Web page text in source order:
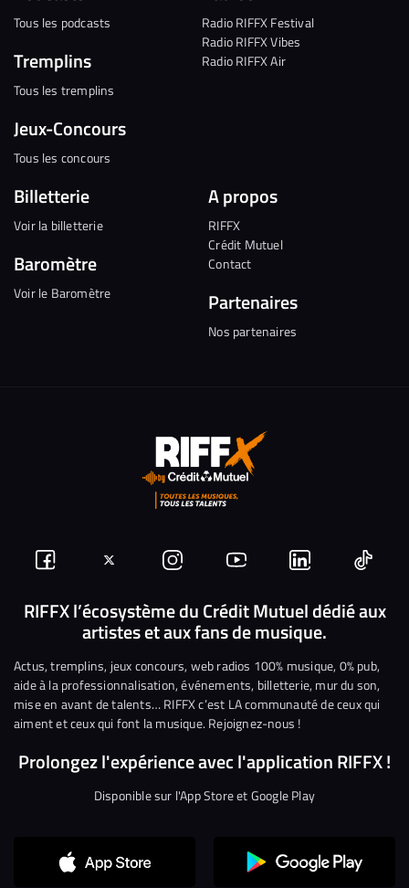
Tous les podcasts
Tremplins
Tous les tremplins
Jeux-Concours
Tous les concours
Radio RIFFX Festival
Radio RIFFX Vibes
Radio RIFFX Air
Billetterie
Voir la billetterie
Baromètre
Voir le Baromètre
A propos
RIFFX
Crédit Mutuel
Contact
Partenaires
Nos partenaires
Suivez-
nous
Facebook
Suivez-
nous
sur
Twitter
Nous
rejoindre
sur
Instagram
Nous
rejoindre
sur
YouTube
Nous
rejoindre
sur
Linkedin
Nous
RIFFX l’écosystème du Crédit Mutuel dédié aux
artistes et aux fans de musique.
Actus, tremplins, jeux concours, web radios 100% musique, 0% pub,
aide à la professionnalisation, événements, billetterie, mur du son,
mise en avant de talents… RIFFX c’est LA communauté de ceux qui
aiment et ceux qui font la musique. Rejoignez-nous !
Prolongez l'expérience avec l'application RIFFX !
Disponible sur l'App Store et Google Play